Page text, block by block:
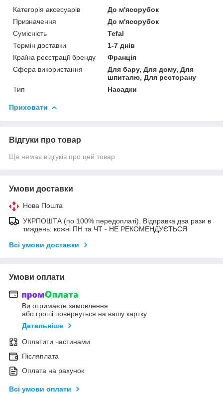
Категорія аксесуарів
До м'ясорубок
Призначення
До м'ясорубок
Сумісність
Tefal
Термін доставки
1-7 днів
Країна реєстрації бренду
Франція
Сфера використання
Для бару, Для дому, Для
шпиталю, Для ресторану
Тип
Насадки
Приховати
Відгуки про товар
Ще немає відгуків про цей товар
Умови доставки
Нова Пошта
УКРПОШТА (по 100% передоплаті). Відправка два рази в
тиждень: кожні ПН та ЧТ - НЕ РЕКОМЕНДУЄТЬСЯ
Всі умови доставки
Умови оплати
Ви отримаєте замовлення
або гроші повернуться на вашу картку
Детальніше
Оплатити частинами
Післяплата
Оплата на рахунок
Всі умови оплати